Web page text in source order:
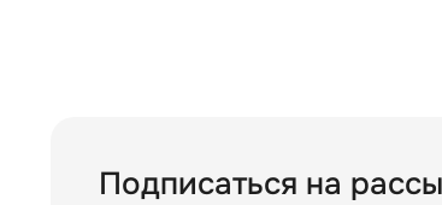
Подписаться на